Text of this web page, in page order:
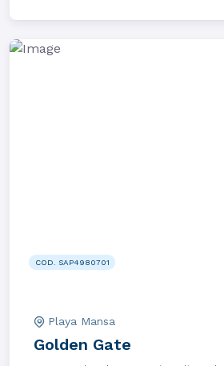
COD. SAP4980701
Playa Mansa
Golden Gate